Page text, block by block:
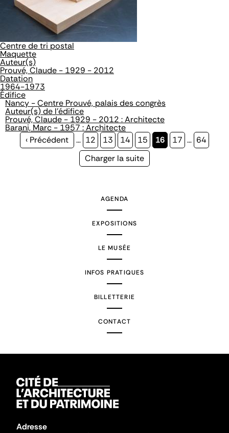
Centre de tri postal
Maquette
Auteur(s)
Prouvé, Claude - 1929 - 2012
Datation
1964-1973
Édifice
Nancy - Centre Prouvé, palais des congrès
Auteur(s) de l'édifice
Prouvé, Claude - 1929 - 2012 : Architecte
Barani, Marc - 1957 : Architecte
Page
‹ Précédent … Page
12 Page
13 Page
14 Page
15
Page
16 Page
17 … Page
64
Page
Charger la suite
AGENDA
EXPOSITIONS
LE MUSÉE
INFOS PRATIQUES
BILLETTERIE
CONTACT
Adresse